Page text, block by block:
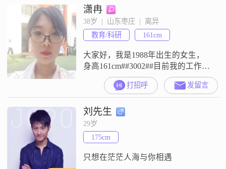
潇冉
38岁  |  山东枣庄  |  离异
教育/科研
161cm
大家好，我是1988年出生的女生，
身高161cm##3002##目前我的工作地
在肇庆，月收入在3001到5000元之
间##3002##我的学历是大学本科
##3002##关于我的性格，大家都说
我是一个善解人意的人，平时也比
较开朗爱笑##3002##我是一个独立
自信的人，对待生活乐观积极
##3002##平时我随和易相处，是
打招呼 发留言
刘先生
29岁
175cm
只想在茫茫人海与你相遇